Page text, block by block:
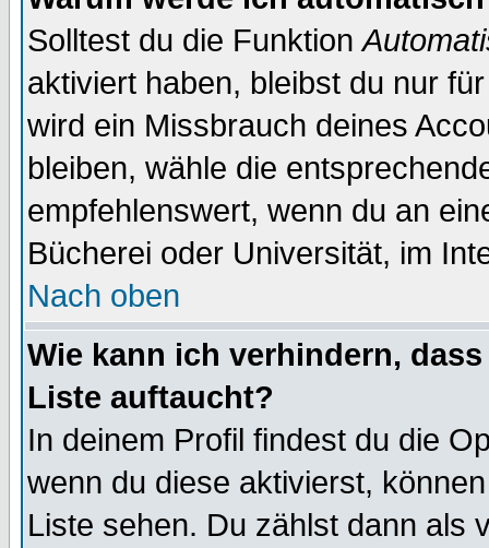
Solltest du die Funktion
aktiviert haben, bleibst du nur
wird ein Missbrauch deines
bleiben, wähle die
empfehlenswert, wenn du an
Bücherei oder Universität, im
Nach oben
Wie kann ich verhindern,
Liste auftaucht?
In deinem Profil findest du die
wenn du diese aktivierst,
Liste sehen. Du zählst dann als